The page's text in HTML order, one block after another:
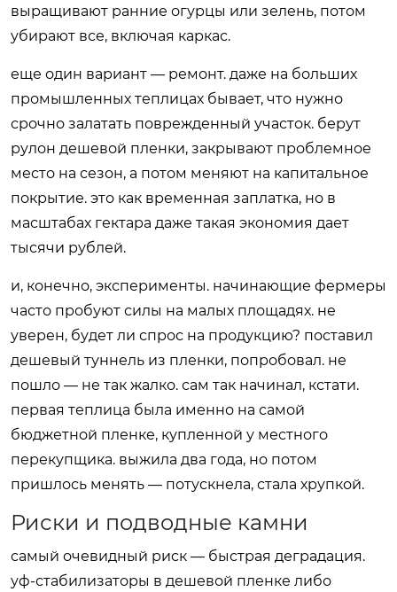
выращивают ранние огурцы или зелень, потом
убирают все, включая каркас.
еще один вариант — ремонт. даже на больших
промышленных теплицах бывает, что нужно
срочно залатать поврежденный участок. берут
рулон дешевой пленки, закрывают проблемное
место на сезон, а потом меняют на капитальное
покрытие. это как временная заплатка, но в
масштабах гектара даже такая экономия дает
тысячи рублей.
и, конечно, эксперименты. начинающие фермеры
часто пробуют силы на малых площадях. не
уверен, будет ли спрос на продукцию? поставил
дешевый туннель из пленки, попробовал. не
пошло — не так жалко. сам так начинал, кстати.
первая теплица была именно на самой
бюджетной пленке, купленной у местного
перекупщика. выжила два года, но потом
пришлось менять — потускнела, стала хрупкой.
Риски и подводные камни
самый очевидный риск — быстрая деградация.
уф-стабилизаторы в дешевой пленке либо